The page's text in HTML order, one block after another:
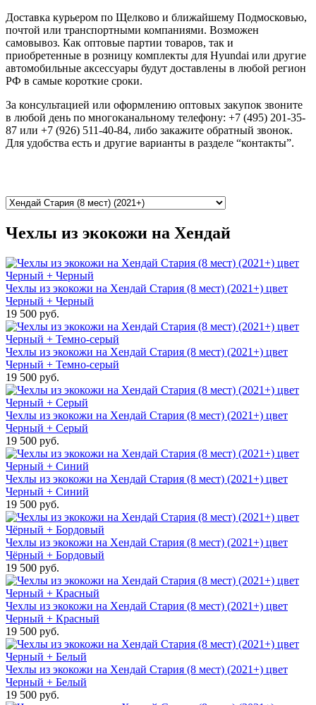
Доставка курьером по Щелково и ближайшему Подмосковью,
почтой или транспортными компаниями. Возможен
самовывоз. Как оптовые партии товаров, так и
приобретенные в розницу комплекты для Hyundai или другие
автомобильные аксессуары будут доставлены в любой регион
РФ в самые короткие сроки.
За консультацией или оформлению оптовых закупок звоните
в любой день по многоканальному телефону: +7 (495) 201-35-
87 или +7 (926) 511-40-84, либо закажите обратный звонок.
Для удобства есть и другие варианты в разделе “контакты”.
Чехлы из экокожи на Хендай
Чехлы из экокожи на Хендай Стария (8 мест) (2021+) цвет
Черный + Черный
19 500 руб.
Чехлы из экокожи на Хендай Стария (8 мест) (2021+) цвет
Черный + Темно-серый
19 500 руб.
Чехлы из экокожи на Хендай Стария (8 мест) (2021+) цвет
Черный + Серый
19 500 руб.
Чехлы из экокожи на Хендай Стария (8 мест) (2021+) цвет
Черный + Синий
19 500 руб.
Чехлы из экокожи на Хендай Стария (8 мест) (2021+) цвет
Чёрный + Бордовый
19 500 руб.
Чехлы из экокожи на Хендай Стария (8 мест) (2021+) цвет
Черный + Красный
19 500 руб.
Чехлы из экокожи на Хендай Стария (8 мест) (2021+) цвет
Черный + Белый
19 500 руб.